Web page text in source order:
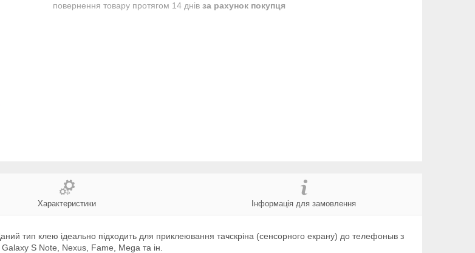
повернення товару протягом 14 днів за рахунок покупця
Характеристики Інформація для замовлення
тип клею ідеально підходить для приклеювання тачскріна (сенсорного екрану) до телефоныв з
S Note, Nexus, Fame, Mega та ін.